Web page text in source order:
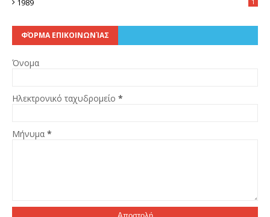
1989
ΦΌΡΜΑ ΕΠΙΚΟΙΝΩΝΊΑΣ
Όνομα
Ηλεκτρονικό ταχυδρομείο *
Μήνυμα *